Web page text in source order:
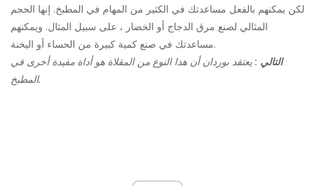
لكن يمكنهم بالفعل مساعدتك في الكثير من المهام في المطبخ. إنها الحجم
المثالي لصنع مرق الدجاج أو الخضار ، على سبيل المثال. ويمكنهم
مساعدتك في صنع كمية كبيرة من الحساء أو اليخنة.
التالي : يعتقد بوردان أن هذا النوع من المقلاة هو أداة مفيدة أخرى في
المطبخ.